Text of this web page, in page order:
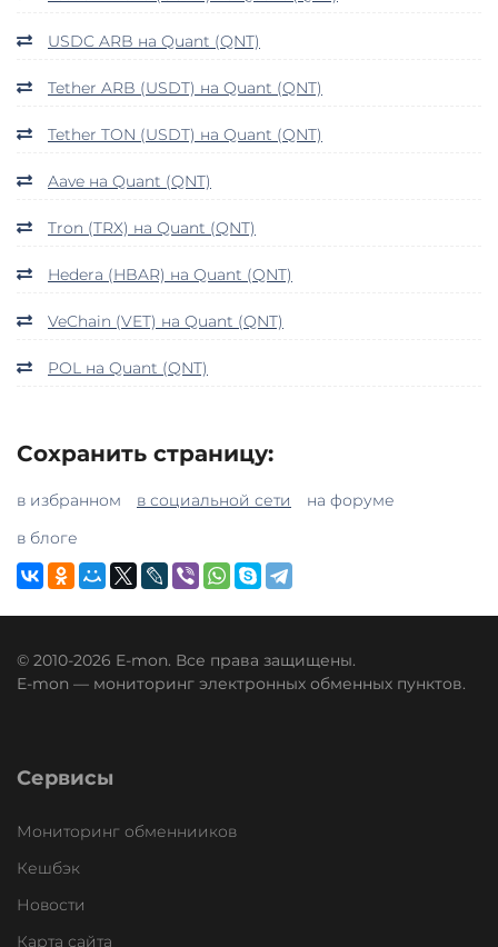
USDC ARB на Quant (QNT)
Tether ARB (USDT) на Quant (QNT)
Tether TON (USDT) на Quant (QNT)
Aave на Quant (QNT)
Tron (TRX) на Quant (QNT)
Hedera (HBAR) на Quant (QNT)
VeChain (VET) на Quant (QNT)
POL на Quant (QNT)
Сохранить страницу:
в избранном в социальной сети
на форуме
в блоге
© 2010-2026 E-mon. Все права защищены.
E-mon — мониторинг электронных обменных пунктов.
Сервисы
Мониторинг обменнииков
Кешбэк
Новости
Карта сайта